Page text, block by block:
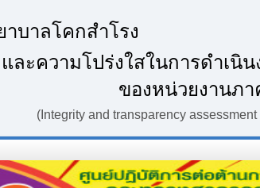
าบาลโคกสำโรง
ะความโปร่งใสในการดำเนิน
ของหน่วยงานภา
(Integrity and transparency assessment